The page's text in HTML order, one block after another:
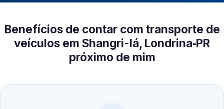
Benefícios de contar com transporte de
veículos em Shangri-lá, Londrina‑PR
próximo de mim